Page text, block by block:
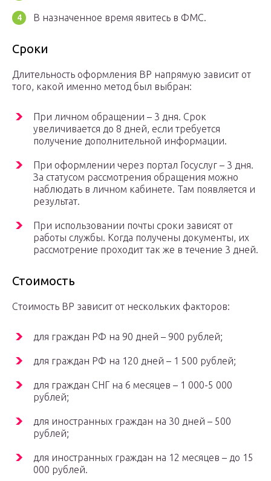
В назначенное время явитесь в ФМС.
Сроки
Длительность оформления ВР напрямую зависит от
того, какой именно метод был выбран:
При личном обращении – 3 дня. Срок
увеличивается до 8 дней, если требуется
получение дополнительной информации.
При оформлении через портал Госуслуг – 3 дня.
За статусом рассмотрения обращения можно
наблюдать в личном кабинете. Там появляется и
результат.
При использовании почты сроки зависят от
работы службы. Когда получены документы, их
рассмотрение проходит так же в течение 3 дней.
Стоимость
Стоимость ВР зависит от нескольких факторов:
для граждан РФ на 90 дней – 900 рублей;
для граждан РФ на 120 дней – 1 500 рублей;
для граждан СНГ на 6 месяцев – 1 000-5 000
рублей;
для иностранных граждан на 30 дней – 500
рублей;
для иностранных граждан на 12 месяцев – до 15
000 рублей.